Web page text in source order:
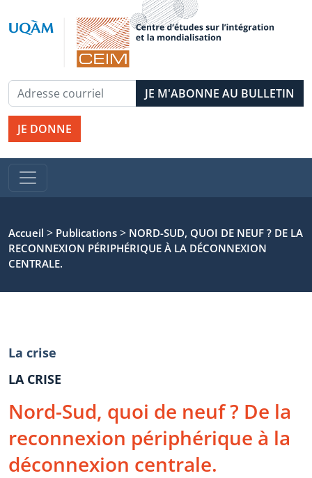
JE DONNE
Accueil > Publications > NORD-SUD, QUOI DE NEUF ? DE LA
RECONNEXION PÉRIPHÉRIQUE À LA DÉCONNEXION
CENTRALE.
La crise
LA CRISE
Nord-Sud, quoi de neuf ? De la
reconnexion périphérique à la
déconnexion centrale.